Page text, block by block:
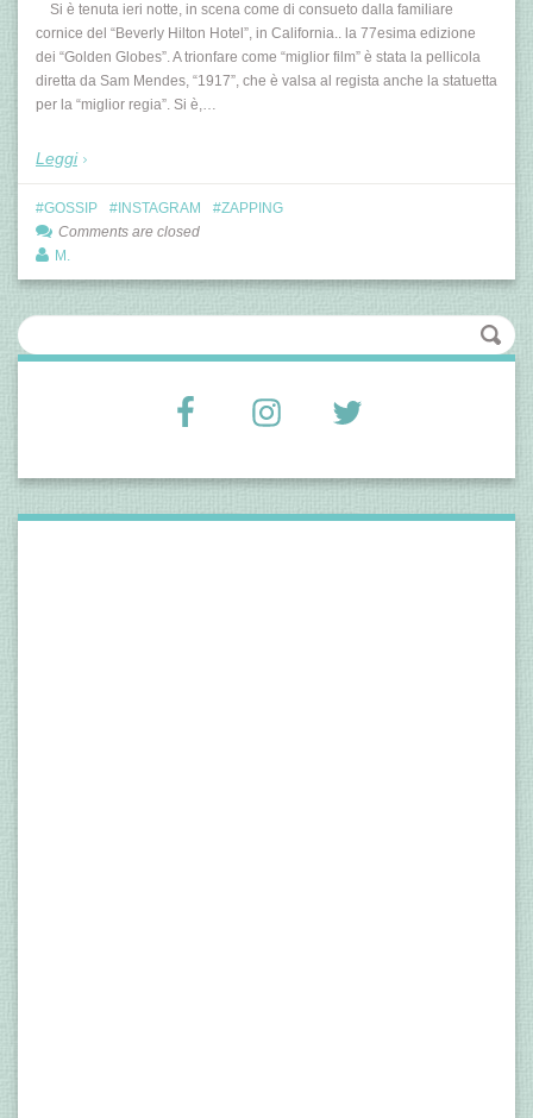
Si è tenuta ieri notte, in scena come di consueto dalla familiare
cornice del “Beverly Hilton Hotel”, in California.. la 77esima edizione
dei “Golden Globes”. A trionfare come “miglior film” è stata la pellicola
diretta da Sam Mendes, “1917”, che è valsa al regista anche la statuetta
per la “miglior regia”. Si è,…
Leggi
GOSSIP INSTAGRAM
ZAPPING
Comments are closed
M.